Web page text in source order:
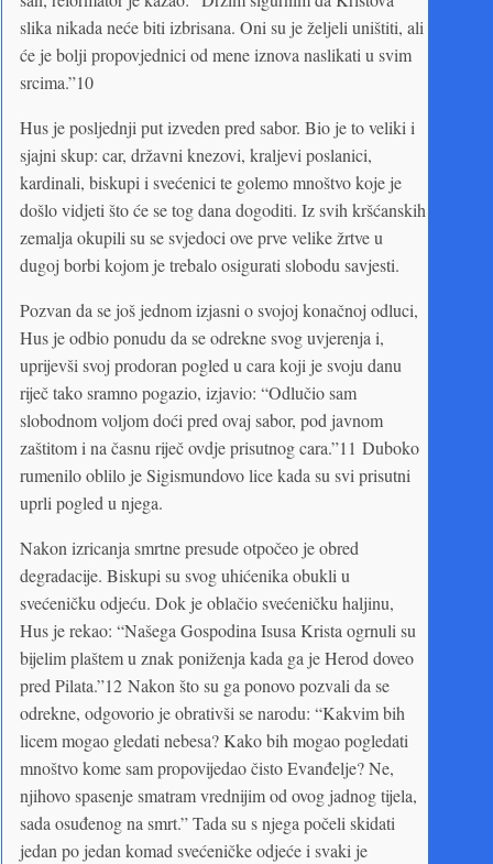
slika nikada neće biti izbrisana. Oni su je željeli uništiti, ali
će je bolji propovjednici od mene iznova naslikati u svim
srcima.”10
Hus je posljednji put izveden pred sabor. Bio je to veliki i
sjajni skup: car, državni knezovi, kraljevi poslanici,
kardinali, biskupi i svećenici te golemo mnoštvo koje je
došlo vidjeti što će se tog dana dogoditi. Iz svih kršćanskih
zemalja okupili su se svjedoci ove prve velike žrtve u
dugoj borbi kojom je trebalo osigurati slobodu savjesti.
Pozvan da se još jednom izjasni o svojoj konačnoj odluci,
Hus je odbio ponudu da se odrekne svog uvjerenja i,
uprijevši svoj prodoran pogled u cara koji je svoju danu
riječ tako sramno pogazio, izjavio: “Odlučio sam
slobodnom voljom doći pred ovaj sabor, pod javnom
zaštitom i na časnu riječ ovdje prisutnog cara.”11 Duboko
rumenilo oblilo je Sigismundovo lice kada su svi prisutni
uprli pogled u njega.
Nakon izricanja smrtne presude otpočeo je obred
degradacije. Biskupi su svog uhićenika obukli u
svećeničku odjeću. Dok je oblačio svećeničku haljinu,
Hus je rekao: “Našega Gospodina Isusa Krista ogrnuli su
bijelim plaštem u znak poniženja kada ga je Herod doveo
pred Pilata.”12 Nakon što su ga ponovo pozvali da se
odrekne, odgovorio je obrativši se narodu: “Kakvim bih
licem mogao gledati nebesa? Kako bih mogao pogledati
mnoštvo kome sam propovijedao čisto Evanđelje? Ne,
njihovo spasenje smatram vrednijim od ovog jadnog tijela,
sada osuđenog na smrt.” Tada su s njega počeli skidati
jedan po jedan komad svećeničke odjeće i svaki je